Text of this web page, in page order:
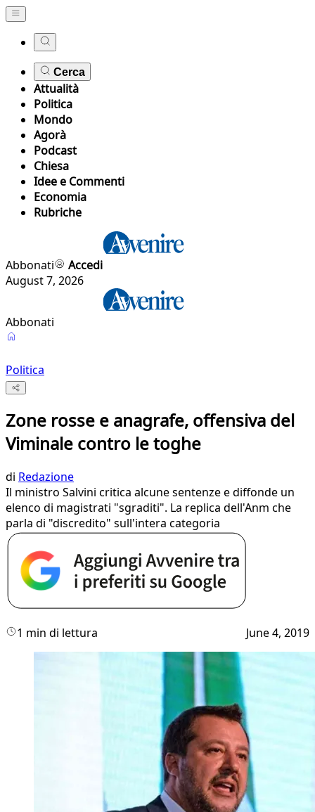
Cerca
Attualità
Politica
Mondo
Agorà
Podcast
Chiesa
Idee e Commenti
Economia
Rubriche
Abbonati
Accedi
August 7, 2026
Abbonati
Politica
Zone rosse e anagrafe, offensiva del
Viminale contro le toghe
di Redazione
Il ministro Salvini critica alcune sentenze e diffonde un
elenco di magistrati "sgraditi". La replica dell'Anm che
parla di "discredito" sull'intera categoria
1 min di lettura June 4, 2019